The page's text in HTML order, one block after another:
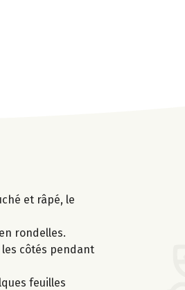
et râpé, le
rondelles.
côtés pendant
feuilles